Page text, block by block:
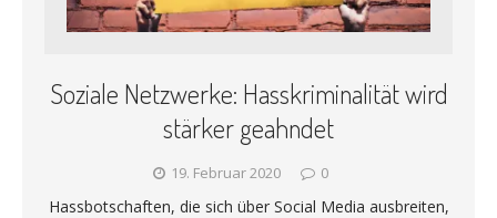
Soziale Netzwerke: Hasskriminalität wird
stärker geahndet
19. Februar 2020 0
Hassbotschaften, die sich über Social Media ausbreiten,